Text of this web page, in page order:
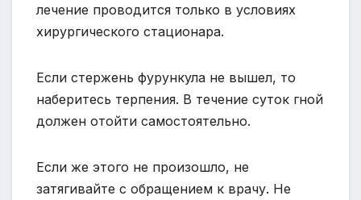
лечение проводится только в условиях
хирургического стационара.
Если стержень фурункула не вышел, то
наберитесь терпения. В течение суток гной
должен отойти самостоятельно.
Если же этого не произошло, не
затягивайте с обращением к врачу. Не